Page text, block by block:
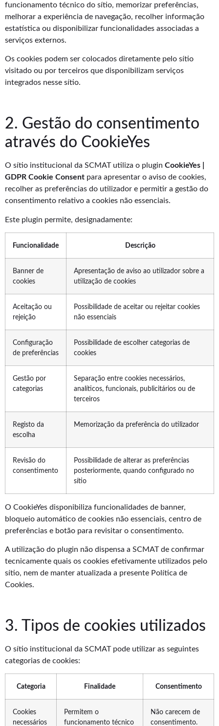
funcionamento técnico do sítio, memorizar preferências,
melhorar a experiência de navegação, recolher informação
estatística ou disponibilizar funcionalidades associadas a
serviços externos.
Os cookies podem ser colocados diretamente pelo sítio
visitado ou por terceiros que disponibilizam serviços
integrados nesse sítio.
2. Gestão do consentimento
através do CookieYes
O sítio institucional da SCMAT utiliza o plugin CookieYes |
GDPR Cookie Consent para apresentar o aviso de cookies,
recolher as preferências do utilizador e permitir a gestão do
consentimento relativo a cookies não essenciais.
Este plugin permite, designadamente:
Funcionalidade Descrição
Banner de
cookies
Apresentação de aviso ao utilizador sobre a
utilização de cookies
Aceitação ou
rejeição
Possibilidade de aceitar ou rejeitar cookies
não essenciais
Configuração
de preferências
Possibilidade de escolher categorias de
cookies
Gestão por
categorias
Separação entre cookies necessários,
analíticos, funcionais, publicitários ou de
terceiros
Registo da
escolha
Memorização da preferência do utilizador
Revisão do
consentimento
Possibilidade de alterar as preferências
posteriormente, quando configurado no
sítio
O CookieYes disponibiliza funcionalidades de banner,
bloqueio automático de cookies não essenciais, centro de
preferências e botão para revisitar o consentimento.
A utilização do plugin não dispensa a SCMAT de confirmar
tecnicamente quais os cookies efetivamente utilizados pelo
sítio, nem de manter atualizada a presente Política de
Cookies.
3. Tipos de cookies utilizados
O sítio institucional da SCMAT pode utilizar as seguintes
categorias de cookies:
Categoria Finalidade Consentimento
Cookies
necessários
Permitem o
funcionamento técnico
Não carecem de
consentimento.